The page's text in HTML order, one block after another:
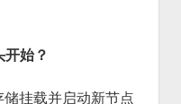
始？
挂载并启动新节点